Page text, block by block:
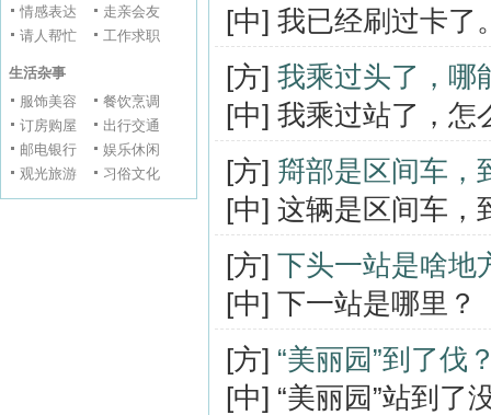
情感表达
走亲会友
请人帮忙
工作求职
生活杂事
服饰美容
餐饮烹调
订房购屋
出行交通
邮电银行
娱乐休闲
观光旅游
习俗文化
[中] 我已经刷过卡了
[方] 我乘过头了，哪
[中] 我乘过站了，怎
[方] 搿部是区间车，
[中] 这辆是区间车，
[方] 下头一站是啥地
[中] 下一站是哪里？
[方] “美丽园”到了伐
[中] “美丽园”站到了